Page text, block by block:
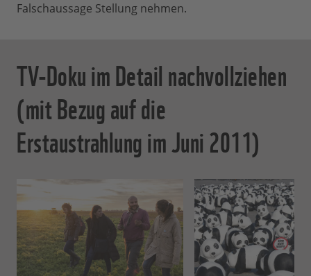
Falschaussage Stellung nehmen.
TV-Doku im Detail nachvollziehen
(mit Bezug auf die
Erstaustrahlung im Juni 2011)